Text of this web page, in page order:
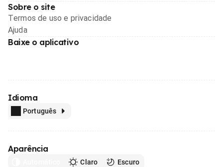
Sobre o site
Termos de uso e privacidade
Ajuda
Baixe o aplicativo
Idioma
Português
Aparência
Claro Escuro